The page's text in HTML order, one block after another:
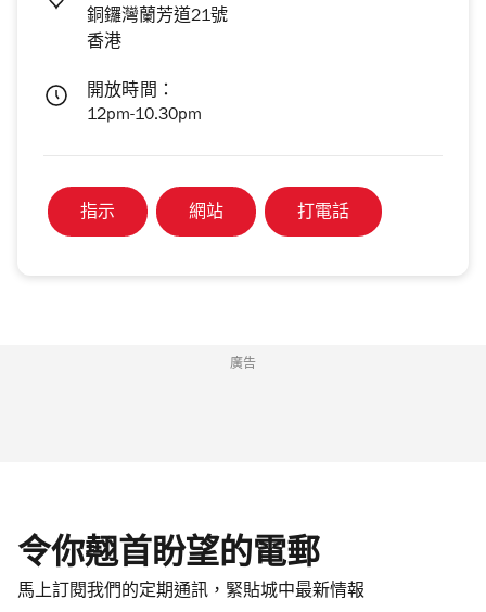
銅鑼灣蘭芳道21號
香港
開放時間：
12pm-10.30pm
指示 網站 打電話
廣告
令你翹首盼望的電郵
馬上訂閱我們的定期通訊，緊貼城中最新情報